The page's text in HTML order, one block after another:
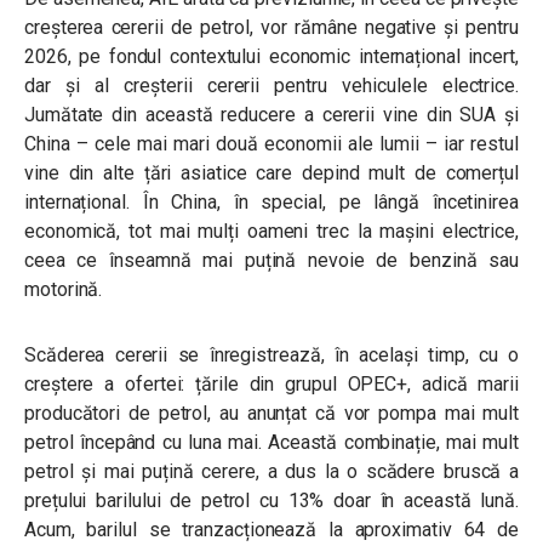
creșterea cererii de petrol, vor rămâne negative și pentru
2026, pe fondul contextului economic internațional incert,
dar și al creșterii cererii pentru vehiculele electrice.
Jumătate din această reducere a cererii vine din SUA și
China – cele mai mari două economii ale lumii – iar restul
vine din alte țări asiatice care depind mult de comerțul
internațional. În China, în special, pe lângă încetinirea
economică, tot mai mulți oameni trec la mașini electrice,
ceea ce înseamnă mai puțină nevoie de benzină sau
motorină.
Scăderea cererii se înregistrează, în același timp, cu o
creștere a ofertei: țările din grupul OPEC+, adică marii
producători de petrol, au anunțat că vor pompa mai mult
petrol începând cu luna mai. Această combinație, mai mult
petrol și mai puțină cerere, a dus la o scădere bruscă a
prețului barilului de petrol cu 13% doar în această lună.
Acum, barilul se tranzacționează la aproximativ 64 de